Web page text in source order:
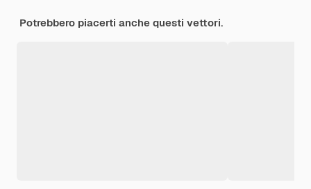
Potrebbero piacerti anche questi vettori.